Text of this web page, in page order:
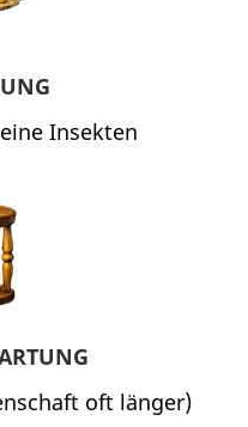
Insekten
oft länger)